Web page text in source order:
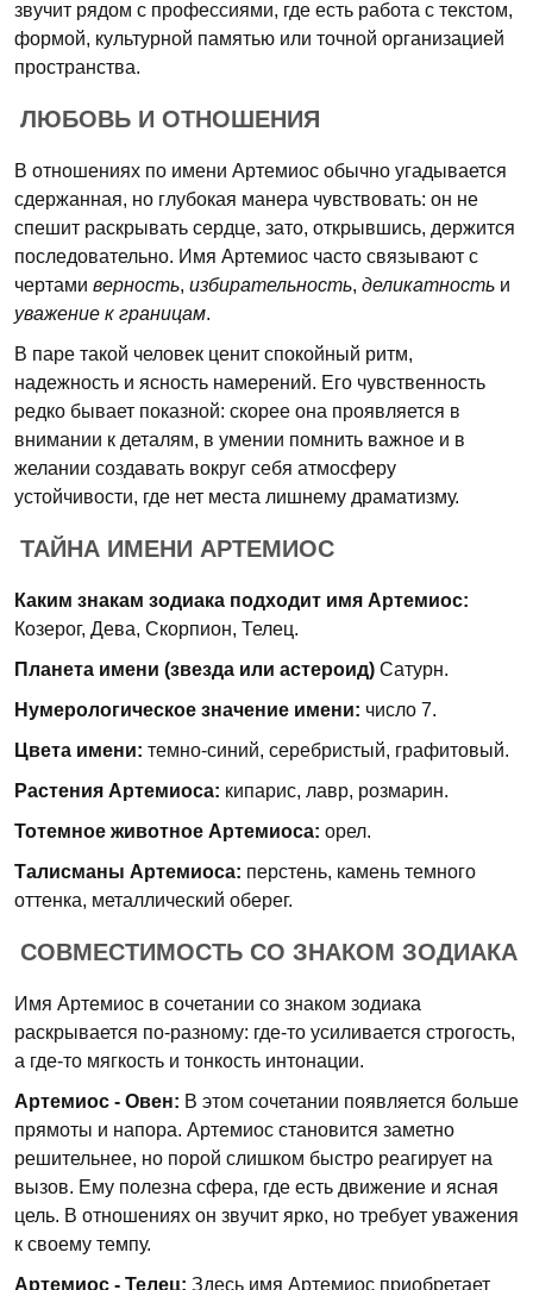
звучит рядом с профессиями, где есть работа с текстом,
формой, культурной памятью или точной организацией
пространства.
ЛЮБОВЬ И ОТНОШЕНИЯ
В отношениях по имени Артемиос обычно угадывается
сдержанная, но глубокая манера чувствовать: он не
спешит раскрывать сердце, зато, открывшись, держится
последовательно. Имя Артемиос часто связывают с
чертами верность, избирательность, деликатность и
уважение к границам.
В паре такой человек ценит спокойный ритм,
надежность и ясность намерений. Его чувственность
редко бывает показной: скорее она проявляется в
внимании к деталям, в умении помнить важное и в
желании создавать вокруг себя атмосферу
устойчивости, где нет места лишнему драматизму.
ТАЙНА ИМЕНИ АРТЕМИОС
Каким знакам зодиака подходит имя Артемиос:
Козерог, Дева, Скорпион, Телец.
Планета имени (звезда или астероид) Сатурн.
Нумерологическое значение имени: число 7.
Цвета имени: темно-синий, серебристый, графитовый.
Растения Артемиоса: кипарис, лавр, розмарин.
Тотемное животное Артемиоса: орел.
Талисманы Артемиоса: перстень, камень темного
оттенка, металлический оберег.
СОВМЕСТИМОСТЬ СО ЗНАКОМ ЗОДИАКА
Имя Артемиос в сочетании со знаком зодиака
раскрывается по-разному: где-то усиливается строгость,
а где-то мягкость и тонкость интонации.
Артемиос - Овен: В этом сочетании появляется больше
прямоты и напора. Артемиос становится заметно
решительнее, но порой слишком быстро реагирует на
вызов. Ему полезна сфера, где есть движение и ясная
цель. В отношениях он звучит ярко, но требует уважения
к своему темпу.
Артемиос - Телец: Здесь имя Артемиос приобретает